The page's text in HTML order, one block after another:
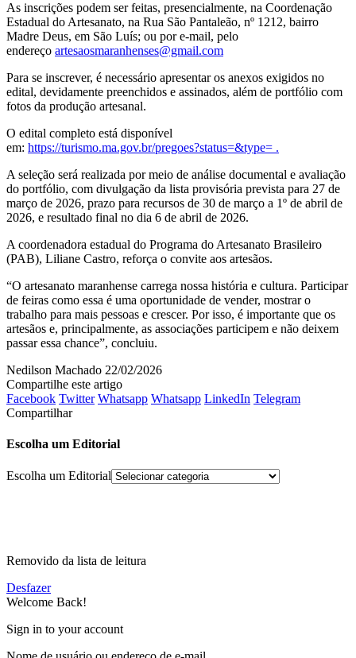
As inscrições podem ser feitas, presencialmente, na Coordenação
Estadual do Artesanato, na Rua São Pantaleão, nº 1212, bairro
Madre Deus, em São Luís; ou por e-mail, pelo
endereço artesaosmaranhenses@gmail.com
Para se inscrever, é necessário apresentar os anexos exigidos no
edital, devidamente preenchidos e assinados, além de portfólio com
fotos da produção artesanal.
O edital completo está disponível
em: https://turismo.ma.gov.br/pregoes?status=&type= .
A seleção será realizada por meio de análise documental e avaliação
do portfólio, com divulgação da lista provisória prevista para 27 de
março de 2026, prazo para recursos de 30 de março a 1º de abril de
2026, e resultado final no dia 6 de abril de 2026.
A coordenadora estadual do Programa do Artesanato Brasileiro
(PAB), Liliane Castro, reforça o convite aos artesãos.
“O artesanato maranhense carrega nossa história e cultura. Participar
de feiras como essa é uma oportunidade de vender, mostrar o
trabalho para mais pessoas e crescer. Por isso, é importante que os
artesãos e, principalmente, as associações participem e não deixem
passar essa chance”, concluiu.
Nedilson Machado 22/02/2026
Compartilhe este artigo
Facebook Twitter Whatsapp Whatsapp LinkedIn Telegram
Compartilhar
Escolha um Editorial
Escolha um Editorial
Removido da lista de leitura
Desfazer
Welcome Back!
Sign in to your account